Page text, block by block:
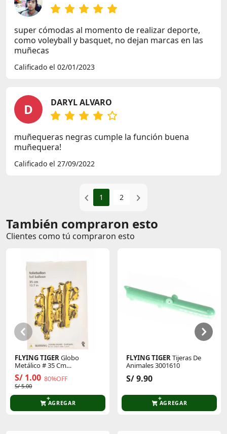
super cómodas al momento de realizar deporte,
como voleyball y basquet, no dejan marcas en las
muñecas
Calificado el 02/01/2023
D DARYL ALVARO
muñequeras negras cumple la función buena
muñequera!
Calificado el 27/09/2022
1 2
También compraron esto
Clientes como tú compraron esto
FLYING TIGERGlobo
Metálico # 35 Cm
P/Cumpleaños 3005873
S/ 1.00 80%OFF
S/ 5.00
AGREGAR
FLYING TIGERTijeras De
Animales 3001610
S/ 9.90
AGREGAR